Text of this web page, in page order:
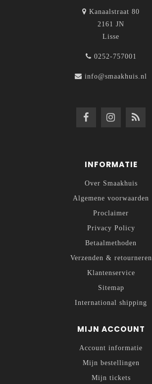
Kanaalstraat 80
2161 JN
Lisse
0252-757001
info@smaakhuis.nl
INFORMATIE
Over Smaakhuis
Algemene voorwaarden
Proclaimer
Privacy Policy
Betaalmethoden
Verzenden & retourneren
Klantenservice
Sitemap
International shipping
MIJN ACCOUNT
Account informatie
Mijn bestellingen
Mijn tickets